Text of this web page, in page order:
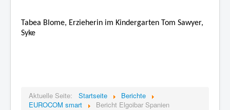
Tabea Blome, Erzieherin im Kindergarten Tom Sawyer,
Syke
Aktuelle Seite: Startseite
Berichte
EUROCOM smart
Bericht Elgoibar Spanien